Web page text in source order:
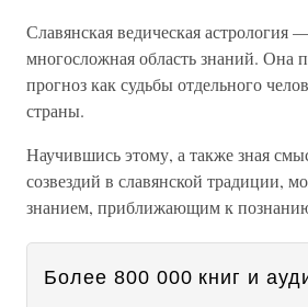
Славянская ведическая астрология
многосложная область знаний. Она
прогноз как судьбы отдельного
страны.
Научившись этому, а также зная
созвездий в славянской традиции,
знанием, приближающим к
Более 800 000 книг и